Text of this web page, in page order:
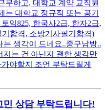
무하고, 대학교 계약 교직원
는 대학교 정규직 또는 공기
익825, 한국사2급, 한자2급,
합격, 소방기사필기합격)
생각이 드네요..중구남방..
지는 건 아닌지 괜한 생각만
야할지 조언 부탁드릴게
민 상담 부탁드립니다!